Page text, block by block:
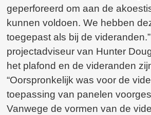
geperforeerd om aan de
kunnen voldoen. We hebben
toegepast als bij de
projectadviseur van Hunter
het plafond en de videranden
“Oorspronkelijk was voor de
toepassing van panelen
Vanwege de vormen van de